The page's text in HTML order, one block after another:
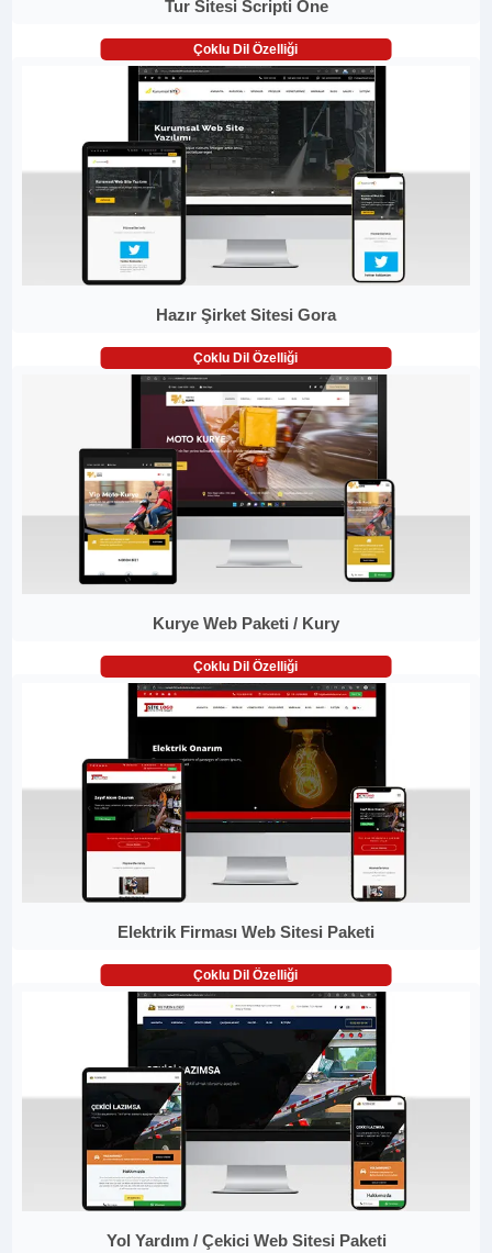
Tur Sitesi Scripti One
Çoklu Dil Özelliği
Hazır Şirket Sitesi Gora
Çoklu Dil Özelliği
Kurye Web Paketi / Kury
Çoklu Dil Özelliği
Elektrik Firması Web Sitesi Paketi
Çoklu Dil Özelliği
Yol Yardım / Çekici Web Sitesi Paketi